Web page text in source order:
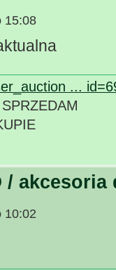
15:08
...
/ akcesoria
10:02